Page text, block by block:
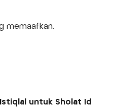
memaafkan.
untuk Sholat Id